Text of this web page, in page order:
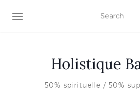
AFFICHER/MASQUER LA
Holistique
50% spirituelle / 50%